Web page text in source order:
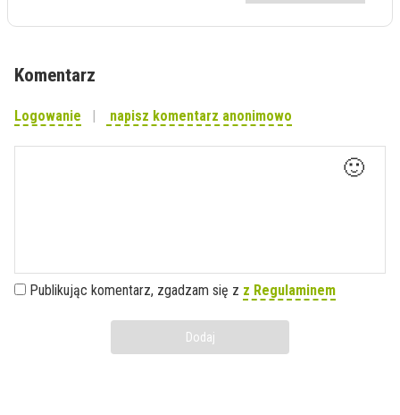
Komentarz
Logowanie napisz komentarz anonimowo
🙂
Publikując komentarz, zgadzam się z z Regulaminem
Dodaj